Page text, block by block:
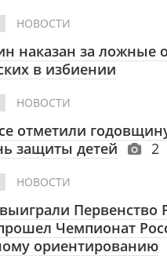
НОВОСТИ
наказан за ложные
в избиении
НОВОСТИ
отметили
защиты детей
2
НОВОСТИ
Первенство
Чемпионат
ориентированию